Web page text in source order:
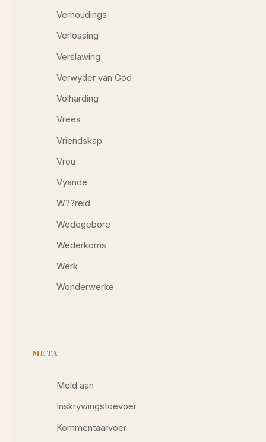
Verhoudings
Verlossing
Verslawing
Verwyder van God
Volharding
Vrees
Vriendskap
Vrou
Vyande
W??reld
Wedegebore
Wederkoms
Werk
Wonderwerke
META
Meld aan
Inskrywingstoevoer
Kommentaarvoer